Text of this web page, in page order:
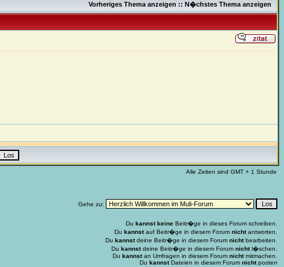
Vorheriges Thema anzeigen :: N�chstes Thema anzeigen
Alle Zeiten sind GMT + 1 Stunde
Gehe zu:
Du kannst keine Beitr�ge in dieses Forum schreiben.
Du kannstauf Beitr�ge in diesem Forum nichtantworten.
Du kannstdeine Beitr�ge in diesem Forum nichtbearbeiten.
Du kannstdeine Beitr�ge in diesem Forum nichtl�schen.
Du kannstan Umfragen in diesem Forum nichtmitmachen.
Du kannstDateien in diesem Forum nichtposten